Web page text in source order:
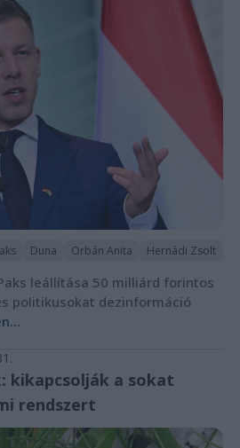
Duna Orbán Anita Hernádi Zsolt
leállítása 50 milliárd forintos
politikusokat dezinformáció
kikapcsolják a sokat
rendszert